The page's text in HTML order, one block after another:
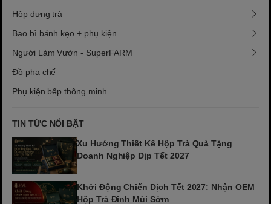
Hộp đựng trà
Bao bì bánh kẹo + phụ kiện
Người Làm Vườn - SuperFARM
Đồ pha chế
Phụ kiện bếp thông minh
TIN TỨC NỔI BẬT
Xu Hướng Thiết Kế Hộp Trà Quà Tặng
Doanh Nghiệp Dịp Tết 2027
Khởi Động Chiến Dịch Tết 2027: Nhận OEM
Hộp Trà Đinh Mùi Sớm